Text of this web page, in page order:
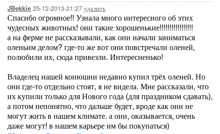
JBekkie 25-12-2013-21:27 удалить
Спасибо огромное!! Узнала много интересного об этих
чудесных животных! они такие хорошенькие!!!!!!!!!!!!!!!!!
а на ферме не рассказывали, как они начали заниматься
оленьим делом? где-то же вот они повстречали оленей,
полюбили их, сюда привезли. Интересненько!
Владелец нашей конюшни недавно купил трёх оленей. Но
они где-то отдельно стоят, я не видела. Мне рассказали, что
их купили только для Нового года (для праздником сдавать),
а потом непонятно, что дальше будет, вроде как они не
могут жить в нашем климате. а они, оказывается, очень
даже могут! в нашем карьере им бы покупаться)